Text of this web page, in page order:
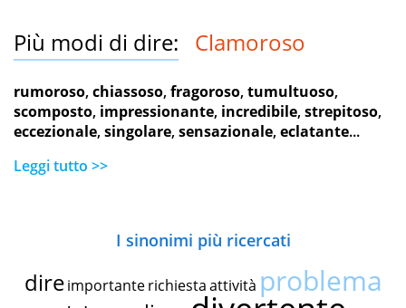
Più modi di dire: Clamoroso
rumoroso,chiassoso,fragoroso,tumultuoso,
scomposto, impressionante, incredibile,strepitoso,
eccezionale,singolare,sensazionale,eclatante...
Leggi tutto >>
I sinonimi più ricercati
dire importante richiestaattività problema